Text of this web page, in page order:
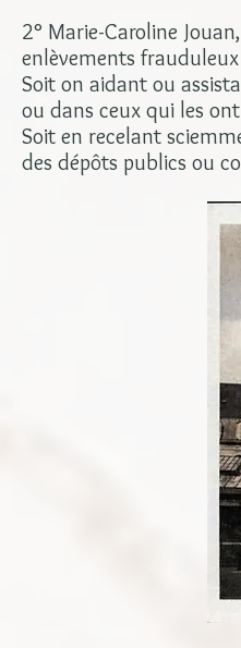
2° Marie-Caroline
enlèvements frauduleux
Soit on aidant ou
ou dans ceux qui les
Soit en recelant
des dépôts publics ou